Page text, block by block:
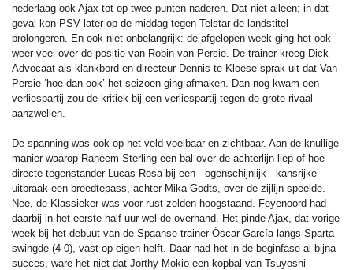
nederlaag ook Ajax tot op twee punten naderen. Dat niet alleen: in dat
geval kon PSV later op de middag tegen Telstar de landstitel
prolongeren. En ook niet onbelangrijk: de afgelopen week ging het ook
weer veel over de positie van Robin van Persie. De trainer kreeg Dick
Advocaat als klankbord en directeur Dennis te Kloese sprak uit dat Van
Persie ‘hoe dan ook’ het seizoen ging afmaken. Dan nog kwam een
verliespartij zou de kritiek bij een verliespartij tegen de grote rivaal
aanzwellen.
De spanning was ook op het veld voelbaar en zichtbaar. Aan de knullige
manier waarop Raheem Sterling een bal over de achterlijn liep of hoe
directe tegenstander Lucas Rosa bij een - ogenschijnlijk - kansrijke
uitbraak een breedtepass, achter Mika Godts, over de zijlijn speelde.
Nee, de Klassieker was voor rust zelden hoogstaand. Feyenoord had
daarbij in het eerste half uur wel de overhand. Het pinde Ajax, dat vorige
week bij het debuut van de Spaanse trainer Óscar García langs Sparta
swingde (4-0), vast op eigen helft. Daar had het in de beginfase al bijna
succes, ware het niet dat Jorthy Mokio een kopbal van Tsuyoshi